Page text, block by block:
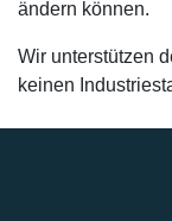
ändern können.
Wir unterstützen
keinen